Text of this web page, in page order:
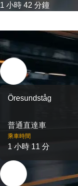
1 小時 42 分鐘
Öresundståg
普通直達車
乘車時間
1 小時 11 分